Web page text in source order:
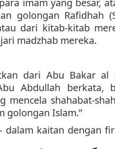
imam yang besar,
golongan Rafidhah
dari kitab-kitab
madzhab mereka.
dari Abu Bakar al
Abdullah berkata,
mencela shahabat-
golongan Islam.”
dalam kaitan dengan